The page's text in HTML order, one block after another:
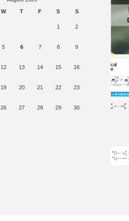
W T F S S
1 2
5 6 7 8 9
12 13 14 15 16
19 20 21 22 23
26 27 28 29 30